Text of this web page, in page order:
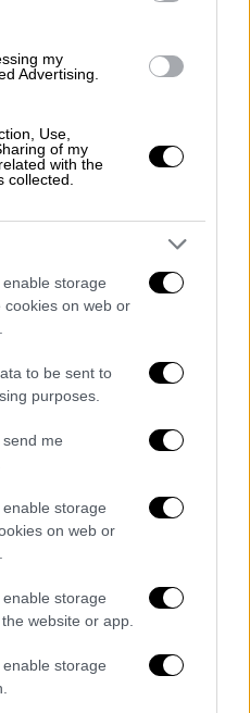
my
Advertising.
Use,
of my
with the
collected.
storage
cookies on web or
to be sent to
purposes.
me
storage
on web or
storage
website or app.
storage
Τι αποκαλύπτει
Λύτρας
ο Ντέσμοντ
Ειρήνης και
του
και μέχρι πότε
το voucher 150
κυριότεροι
- Ο αγώνας που